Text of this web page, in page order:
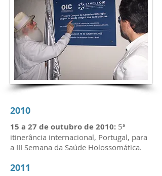
2010
15 a 27 de outubro de 2010: 5ª
itinerância internacional, Portugal, para
a III Semana da Saúde Holossomática.
2011